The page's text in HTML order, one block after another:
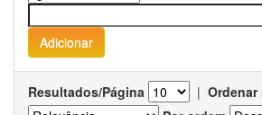
Resultados/Página |